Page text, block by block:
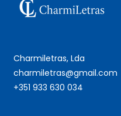
Charmiletras, Lda
charmiletras@gmail.com
+351 933 630 034